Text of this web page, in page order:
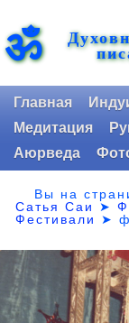
ॐ
Главная
Медитация
Аюрведа
Вы на
Сатья Саи
➤
Фестивали
➤